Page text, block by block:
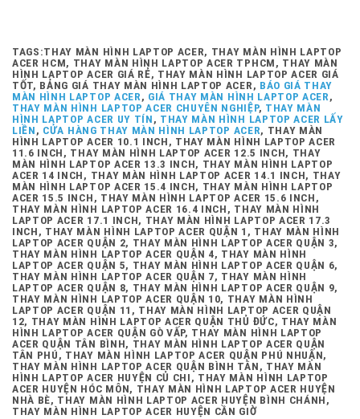
TAGS:THAY MÀN HÌNH LAPTOP ACER, THAY MÀN HÌNH LAPTOP
ACER HCM, THAY MÀN HÌNH LAPTOP ACER TPHCM, THAY MÀN
HÌNH LAPTOP ACER GIÁ RẺ, THAY MÀN HÌNH LAPTOP ACER GIÁ
TỐT, BẢNG GIÁ THAY MÀN HÌNH LAPTOP ACER, BÁO GIÁ THAY
MÀN HÌNH LAPTOP ACER, GIÁ THAY MÀN HÌNH LAPTOP ACER,
THAY MÀN HÌNH LAPTOP ACER CHUYÊN NGHIỆP, THAY MÀN
HÌNH LAPTOP ACER UY TÍN, THAY MÀN HÌNH LAPTOP ACER LẤY
LIỀN, CỬA HÀNG THAY MÀN HÌNH LAPTOP ACER, THAY MÀN
HÌNH LAPTOP ACER 10.1 INCH, THAY MÀN HÌNH LAPTOP ACER
11.6 INCH, THAY MÀN HÌNH LAPTOP ACER 12.5 INCH, THAY
MÀN HÌNH LAPTOP ACER 13.3 INCH, THAY MÀN HÌNH LAPTOP
ACER 14 INCH, THAY MÀN HÌNH LAPTOP ACER 14.1 INCH, THAY
MÀN HÌNH LAPTOP ACER 15.4 INCH, THAY MÀN HÌNH LAPTOP
ACER 15.5 INCH, THAY MÀN HÌNH LAPTOP ACER 15.6 INCH,
THAY MÀN HÌNH LAPTOP ACER 16.4 INCH, THAY MÀN HÌNH
LAPTOP ACER 17.1 INCH, THAY MÀN HÌNH LAPTOP ACER 17.3
INCH, THAY MÀN HÌNH LAPTOP ACER QUẬN 1, THAY MÀN HÌNH
LAPTOP ACER QUẬN 2, THAY MÀN HÌNH LAPTOP ACER QUẬN 3,
THAY MÀN HÌNH LAPTOP ACER QUẬN 4, THAY MÀN HÌNH
LAPTOP ACER QUẬN 5, THAY MÀN HÌNH LAPTOP ACER QUẬN 6,
THAY MÀN HÌNH LAPTOP ACER QUẬN 7, THAY MÀN HÌNH
LAPTOP ACER QUẬN 8, THAY MÀN HÌNH LAPTOP ACER QUẬN 9,
THAY MÀN HÌNH LAPTOP ACER QUẬN 10, THAY MÀN HÌNH
LAPTOP ACER QUẬN 11, THAY MÀN HÌNH LAPTOP ACER QUẬN
12, THAY MÀN HÌNH LAPTOP ACER QUẬN THỦ ĐỨC, THAY MÀN
HÌNH LAPTOP ACER QUẬN GÒ VẤP, THAY MÀN HÌNH LAPTOP
ACER QUẬN TÂN BÌNH, THAY MÀN HÌNH LAPTOP ACER QUẬN
TÂN PHÚ, THAY MÀN HÌNH LAPTOP ACER QUẬN PHÚ NHUẬN,
THAY MÀN HÌNH LAPTOP ACER QUẬN BÌNH TÂN, THAY MÀN
HÌNH LAPTOP ACER HUYỆN CỦ CHI, THAY MÀN HÌNH LAPTOP
ACER HUYỆN HÓC MÔN, THAY MÀN HÌNH LAPTOP ACER HUYỆN
NHÀ BÈ, THAY MÀN HÌNH LAPTOP ACER HUYỆN BÌNH CHÁNH,
THAY MÀN HÌNH LAPTOP ACER HUYỆN CẦN GIỜ